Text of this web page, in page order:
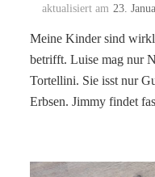
aktualisiert am 23.
Meine Kinder sind
betrifft. Luise mag nur
Tortellini. Sie isst nur
Erbsen. Jimmy findet